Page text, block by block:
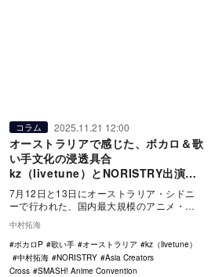
コラム 2025.11.21 12:00
オーストラリアで感じた、ボカロ＆歌
い手文化の浸透具合
kz（livetune）とNORISTRY出演
『SMASH!』現地レポート
7月12日と13日にオーストラリア・シドニ
ーで行われた、国内最大規模のアニメ・マ
ンガイベント『SMASH! Anime Conv…
中村拓海
ボカロP
歌い手 オーストラリア
kz（livetune）
中村拓海
NORISTRY
Asia Creators
Cross
SMASH! Anime Convention